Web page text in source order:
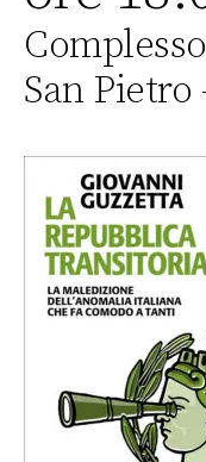
San Pietro